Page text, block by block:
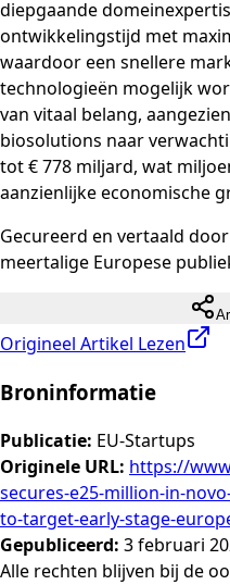
diepgaande
ontwikkelingstijd met
waardoor een snellere
technologieën mogelijk
van vitaal belang,
biosolutions naar
tot € 778 miljard, wat
aanzienlijke economische
Gecureerd en vertaald
meertalige Europese
Origineel Artikel Lezen
Broninformatie
Publicatie: EU-Startups
Originele URL: https://
secures-e25-million-in-
to-target-early-stage-
Gepubliceerd: 3 februari
Alle rechten blijven bij de